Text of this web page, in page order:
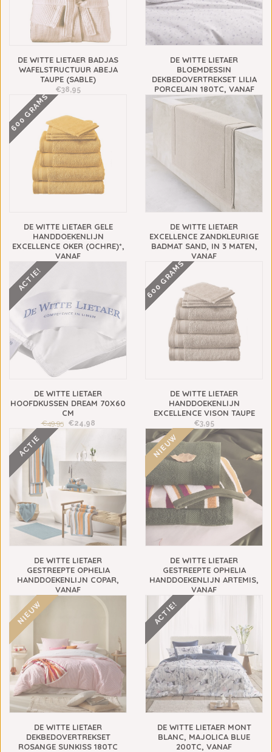
DE WITTE LIETAER BADJAS
WAFELSTRUCTUUR ABEJA
TAUPE (SABLE)
€38,95
DE WITTE LIETAER
BLOEMDESSIN
DEKBEDOVERTREKSET LILIA
PORCELAIN 180TC, VANAF
€79,95 €39,95
600 GRAMS
DE WITTE LIETAER GELE
HANDDOEKENLIJN
EXCELLENCE OKER (OCHRE)*,
VANAF
DE WITTE LIETAER
EXCELLENCE ZANDKLEURIGE
BADMAT SAND, IN 3 MATEN,
VANAF
€32,95
ACTIE!
DE WITTE LIETAER
HOOFDKUSSEN DREAM 70X60
CM
€49,95 €24,98
600 GRAMS
DE WITTE LIETAER
HANDDOEKENLIJN
EXCELLENCE VISON TAUPE
€3,95
ACTIE
DE WITTE LIETAER
GESTREEPTE OPHELIA
HANDDOEKENLIJN COPAR,
VANAF
€31,90
NIEUW
DE WITTE LIETAER
GESTREEPTE OPHELIA
HANDDOEKENLIJN ARTEMIS,
VANAF
€45,95
NIEUW
DE WITTE LIETAER
DEKBEDOVERTREKSET
ROSANGE SUNKISS 180TC
ACTIE!
DE WITTE LIETAER MONT
BLANC, MAJOLICA BLUE
200TC, VANAF